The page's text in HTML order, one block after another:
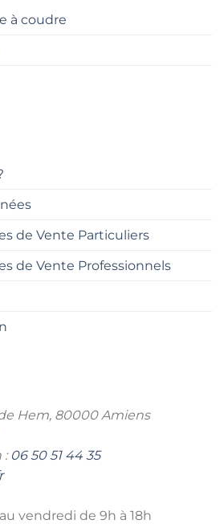
à coudre
de Vente Particuliers
de Vente Professionnels
Hem, 80000 Amiens
: 06 50 51 44 35
vendredi de 9h à 18h